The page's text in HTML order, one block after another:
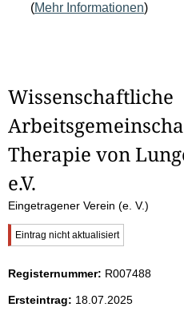
(Mehr Informationen)
S
e
i
t
e
n
i
Wissenschaftliche
Therapie von
e.V.
Eingetragener Verein (e. V.)
W
i
h
i
Eintrag nicht aktualisiert
Registernummer: R007488
Ersteintrag: 18.07.2025